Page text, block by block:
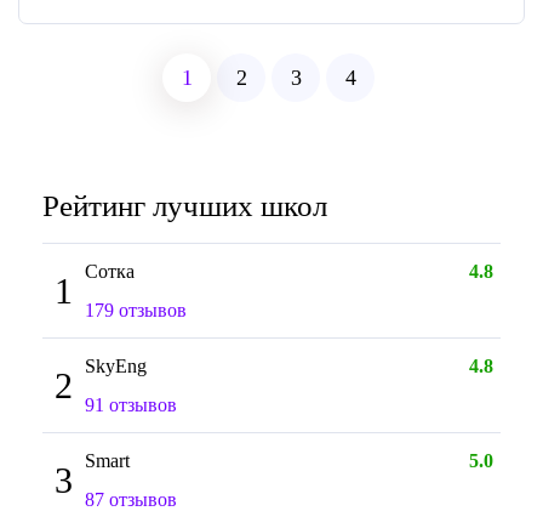
1 2 3 4
Рейтинг лучших школ
1 Сотка
4.8
179 отзывов
2 SkyEng
4.8
91 отзывов
3 Smart
5.0
87 отзывов